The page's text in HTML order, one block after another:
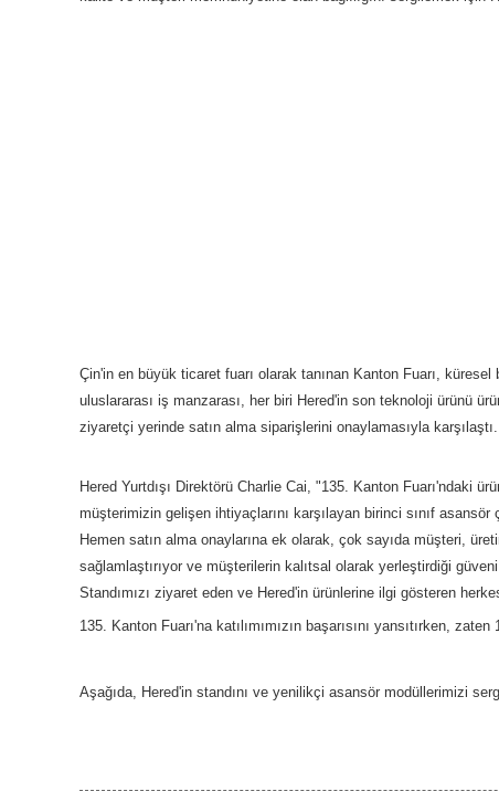
Çin'in en büyük ticaret fuarı olarak tanınan Kanton Fuarı,
uluslararası iş manzarası, her biri Hered'in son teknoloji ürünü
ziyaretçi yerinde satın alma siparişlerini onaylamasıyla karşılaştı.
Hered Yurtdışı Direktörü Charlie Cai, "135. Kanton Fuarı'ndaki
müşterimizin gelişen ihtiyaçlarını karşılayan birinci sınıf asansör
Hemen satın alma onaylarına ek olarak, çok sayıda müşteri,
sağlamlaştırıyor ve müşterilerin kalıtsal olarak yerleştirdiği
Standımızı ziyaret eden ve Hered'in ürünlerine ilgi gösteren
135. Kanton Fuarı'na katılımımızın başarısını yansıtırken,
Aşağıda, Hered'in standını ve yenilikçi asansör modüllerimizi